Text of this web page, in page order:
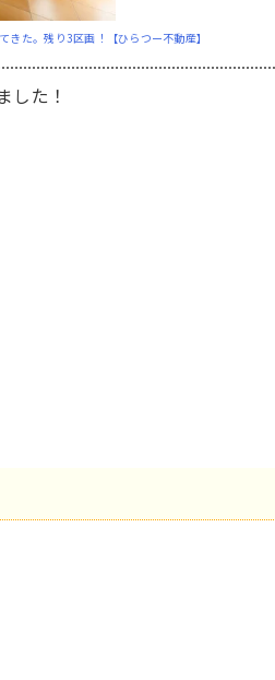
た。残り3区画！【ひらつー不動産】
した！